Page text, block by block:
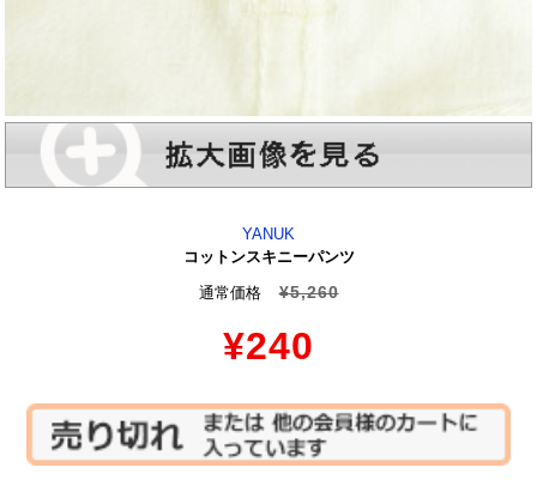
YANUK
コットンスキニーパンツ
通常価格
¥5,260
¥240